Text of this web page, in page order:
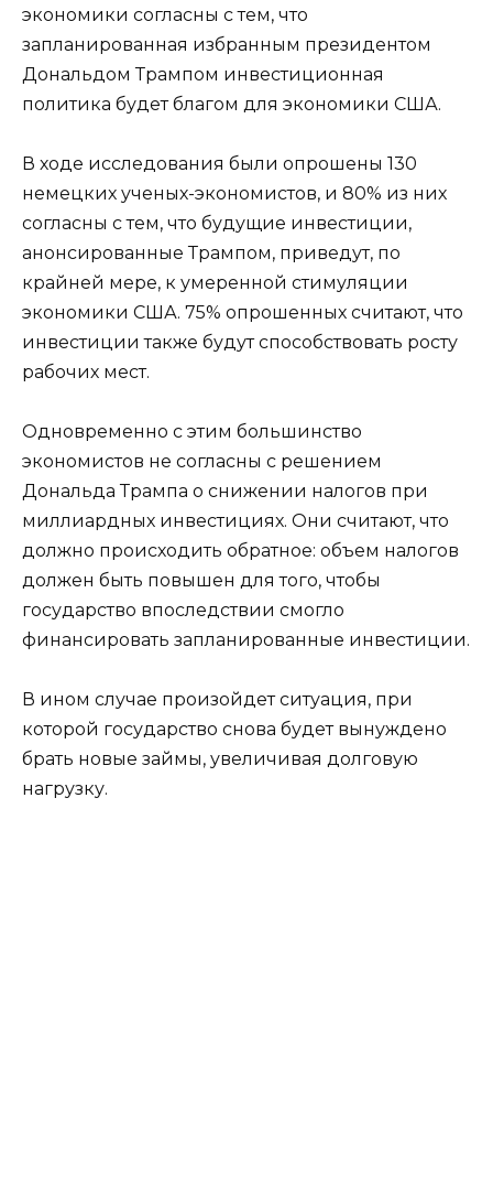
экономики согласны с тем, что
запланированная избранным президентом
Дональдом Трампом инвестиционная
политика будет благом для экономики США.
В ходе исследования были опрошены 130
немецких ученых-экономистов, и 80% из них
согласны с тем, что будущие инвестиции,
анонсированные Трампом, приведут, по
крайней мере, к умеренной стимуляции
экономики США. 75% опрошенных считают, что
инвестиции также будут способствовать росту
рабочих мест.
Одновременно с этим большинство
экономистов не согласны с решением
Дональда Трампа о снижении налогов при
миллиардных инвестициях. Они считают, что
должно происходить обратное: объем налогов
должен быть повышен для того, чтобы
государство впоследствии смогло
финансировать запланированные инвестиции.
В ином случае произойдет ситуация, при
которой государство снова будет вынуждено
брать новые займы, увеличивая долговую
нагрузку.